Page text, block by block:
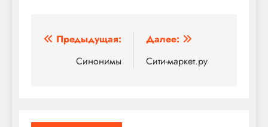
Навигация
Предыдущая:
Синонимы
Далее:
Сити-маркет.ру